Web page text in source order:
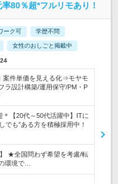
80％超*フルリモあり！
ーク可 学歴不問
女性のおしごと掲載中
案件単価を見える化⇒モヤモ
ラ設計構築/運用保守/PM・P
＊【20代～50代活躍中】ITに
でも”ある方を積極採用中！
★全国問わず希望を考慮/転
環境で…